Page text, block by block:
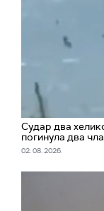
Судар два
погинула два
02. 08. 2026.